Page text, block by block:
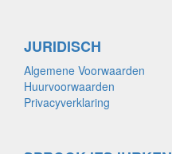
JURIDISCH
Algemene Voorwaarden
Huurvoorwaarden
Privacyverklaring